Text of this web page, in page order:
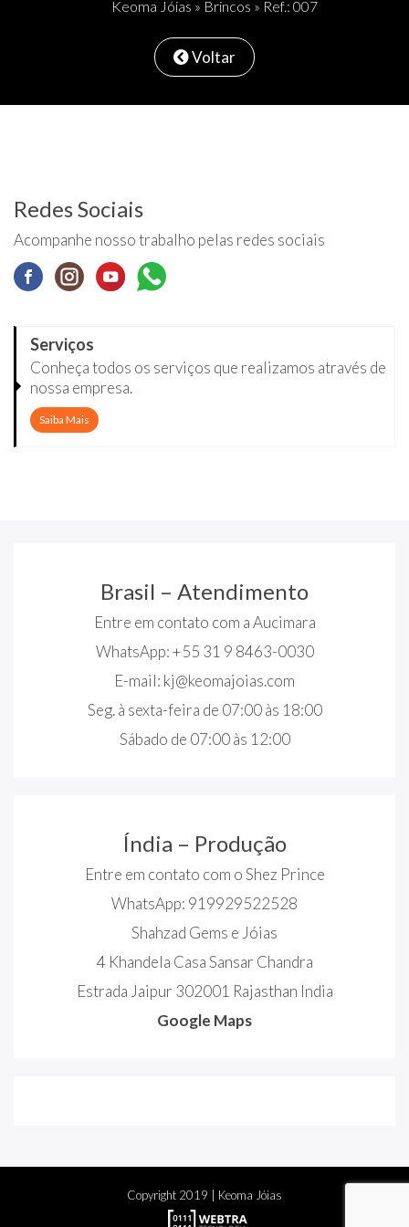
Keoma Jóias » Brincos » Ref.: 007
Voltar
Redes Sociais
Acompanhe nosso trabalho pelas redes sociais
Serviços
Conheça todos os serviços que realizamos através de
nossa empresa.
Saiba Mais
Brasil – Atendimento
Entre em contato com a Aucimara
WhatsApp: +55 31 9 8463-0030
E-mail: kj@keomajoias.com
Seg. à sexta-feira de 07:00 às 18:00
Sábado de 07:00 às 12:00
Índia – Produção
Entre em contato com o Shez Prince
WhatsApp: 919929522528
Shahzad Gems e Jóias
4 Khandela Casa Sansar Chandra
Estrada Jaipur 302001 Rajasthan India
Google Maps
Copyright 2019 | Keoma Jóias